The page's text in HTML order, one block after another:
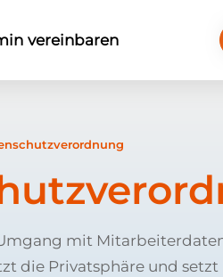
vereinbaren
mit
die Privatsphäre und setzt